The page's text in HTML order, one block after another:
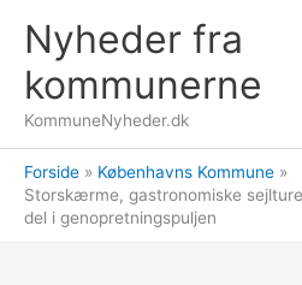
indholdet
Nyheder fra
kommunerne
KommuneNyheder.dk
Forside
Københavns Kommune
Storskærme, gastronomiske
del i genopretningspuljen